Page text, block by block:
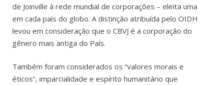
de Joinville à rede mundial de corporações – eleita uma
em cada país do globo. A distinção atribuída pelo OIDH
levou em consideração que o CBVJ é a corporação do
gênero mais antiga do País.
Também foram considerados os “valores morais e
éticos”, imparcialidade e espírito humanitário que